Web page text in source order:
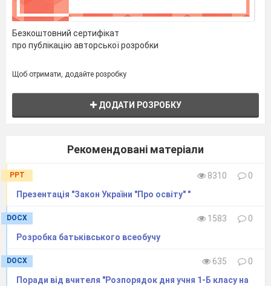
Безкоштовний сертифікат
про публікацію авторської розробки
Щоб отримати, додайте розробку
ДОДАТИ РОЗРОБКУ
Рекомендовані матеріали
PPT 8310
0
Презентація "Закон України "Про освіту" "
DOCX 1583
0
Розробка батьківського всеобучу
DOCX 635
0
Поради від вчителя "Розпорядок дня учня 1-Б класу на